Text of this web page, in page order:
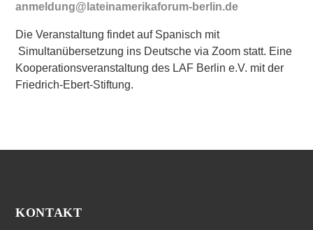
anmeldung@lateinamerikaforum-berlin.de
Die Veranstaltung findet auf Spanisch mit
Simultanübersetzung ins Deutsche via Zoom statt. Eine
Kooperationsveranstaltung des LAF Berlin e.V. mit der
Friedrich-Ebert-Stiftung.
KONTAKT